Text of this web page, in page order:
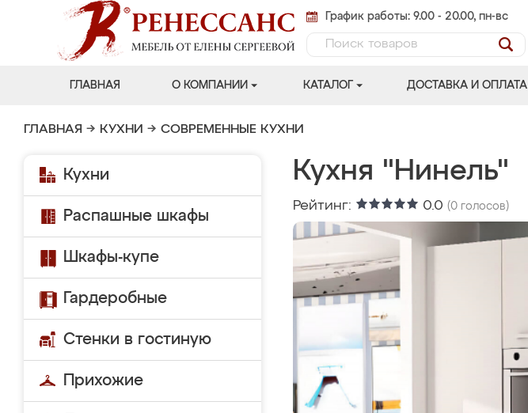
График работы: 9.00 - 20.00, пн-вс
ГЛАВНАЯ О КОМПАНИИ КАТАЛОГ ДОСТАВКА И ОПЛАТА
ГЛАВНАЯ → КУХНИ → СОВРЕМЕННЫЕ КУХНИ
Кухни
Распашные шкафы
Шкафы-купе
Гардеробные
Стенки в гостиную
Прихожие
Кухня "Нинель"
Рейтинг: 0.0 (0 голосов)